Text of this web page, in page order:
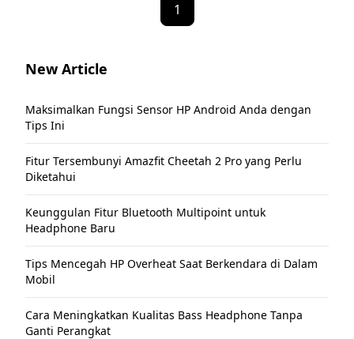
1
New Article
Maksimalkan Fungsi Sensor HP Android Anda dengan
Tips Ini
Fitur Tersembunyi Amazfit Cheetah 2 Pro yang Perlu
Diketahui
Keunggulan Fitur Bluetooth Multipoint untuk
Headphone Baru
Tips Mencegah HP Overheat Saat Berkendara di Dalam
Mobil
Cara Meningkatkan Kualitas Bass Headphone Tanpa
Ganti Perangkat